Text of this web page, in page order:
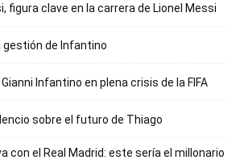
figura clave en la carrera de Lionel Messi
gestión de Infantino
Gianni Infantino en plena crisis de la FIFA
sobre el futuro de Thiago
con el Real Madrid: este sería el millonario